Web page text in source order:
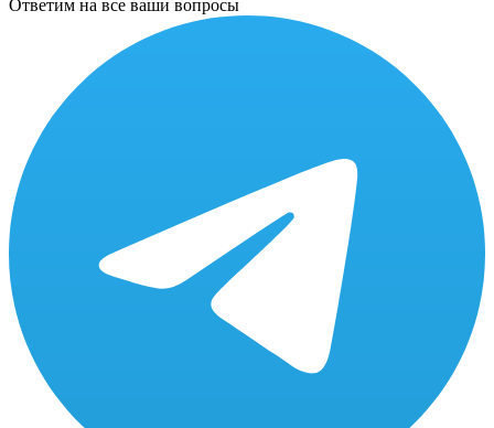
Ответим на все ваши вопросы